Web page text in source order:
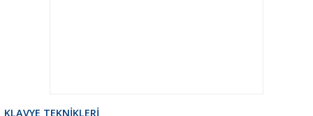
KLAVYE TEKNİKLERİ